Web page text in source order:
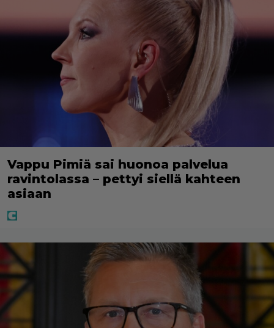
Vappu Pimiä sai huonoa palvelua
ravintolassa – pettyi siellä kahteen
asiaan